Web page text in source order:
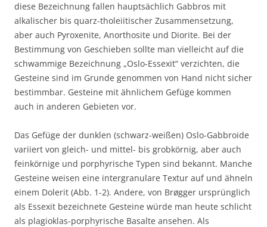
diese Bezeichnung fallen hauptsächlich Gabbros mit
alkalischer bis quarz-tholeiitischer Zusammensetzung,
aber auch Pyroxenite, Anorthosite und Diorite. Bei der
Bestimmung von Geschieben sollte man vielleicht auf die
schwammige Bezeichnung „Oslo-Essexit“ verzichten, die
Gesteine sind im Grunde genommen von Hand nicht sicher
bestimmbar. Gesteine mit ähnlichem Gefüge kommen
auch in anderen Gebieten vor.
Das Gefüge der dunklen (schwarz-weißen) Oslo-Gabbroide
variiert von gleich- und mittel- bis grobkörnig, aber auch
feinkörnige und porphyrische Typen sind bekannt. Manche
Gesteine weisen eine intergranulare Textur auf und ähneln
einem Dolerit (Abb. 1-2). Andere, von Brøgger ursprünglich
als Essexit bezeichnete Gesteine würde man heute schlicht
als plagioklas-porphyrische Basalte ansehen. Als